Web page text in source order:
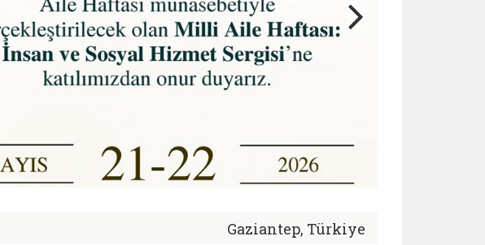
Gaziantep, Türkiye